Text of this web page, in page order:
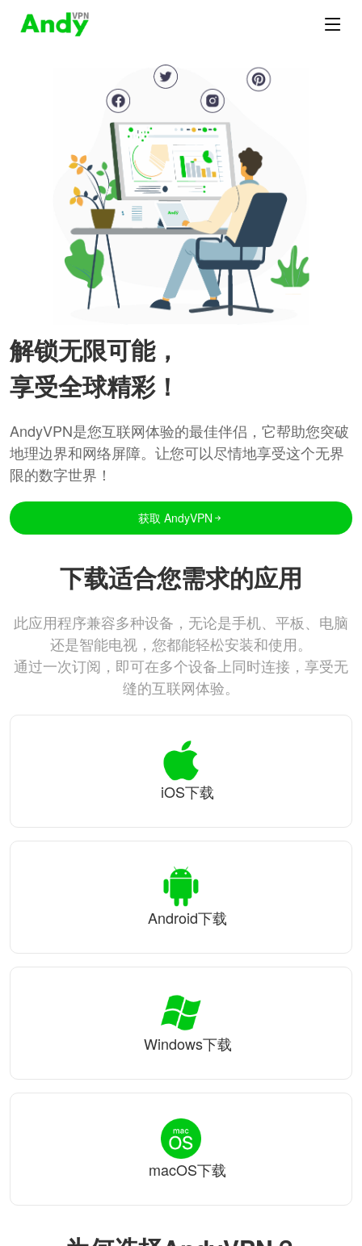
解锁无限可能，
享受全球精彩！
AndyVPN是您互联网体验的最佳伴侣，它帮助您突破
地理边界和网络屏障。让您可以尽情地享受这个无界
限的数字世界！
获取 AndyVPN
下载适合您需求的应用
此应用程序兼容多种设备，无论是手机、平板、电脑
还是智能电视，您都能轻松安装和使用。
通过一次订阅，即可在多个设备上同时连接，享受无
缝的互联网体验。
iOS下载
Android下载
Windows下载
macOS下载